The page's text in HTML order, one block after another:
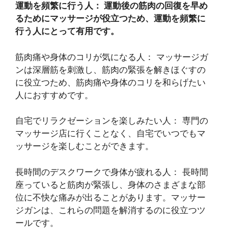
運動を頻繁に行う人： 運動後の筋肉の回復を早め
るためにマッサージが役立つため、運動を頻繁に
行う人にとって有用です。
筋肉痛や身体のコリが気になる人： マッサージガ
ンは深層筋を刺激し、筋肉の緊張を解きほぐすの
に役立つため、筋肉痛や身体のコリを和らげたい
人におすすめです。
自宅でリラクゼーションを楽しみたい人： 専門の
マッサージ店に行くことなく、自宅でいつでもマ
ッサージを楽しむことができます。
長時間のデスクワークで身体が疲れる人： 長時間
座っていると筋肉が緊張し、身体のさまざまな部
位に不快な痛みが出ることがあります。マッサー
ジガンは、これらの問題を解消するのに役立つツ
ールです。